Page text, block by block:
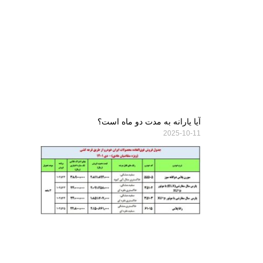
آیا یارانه به مدت دو ماه است؟
2025-10-11